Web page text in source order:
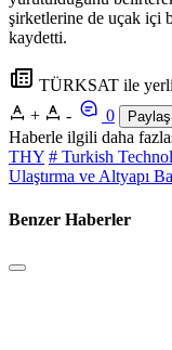
şirketlerine de uçak içi
kaydetti.
TÜRKSAT ile yerli
+
- 0 Paylaş
Haberle ilgili daha
THY # Turkish
Ulaştırma ve Altyapı
Benzer Haberler